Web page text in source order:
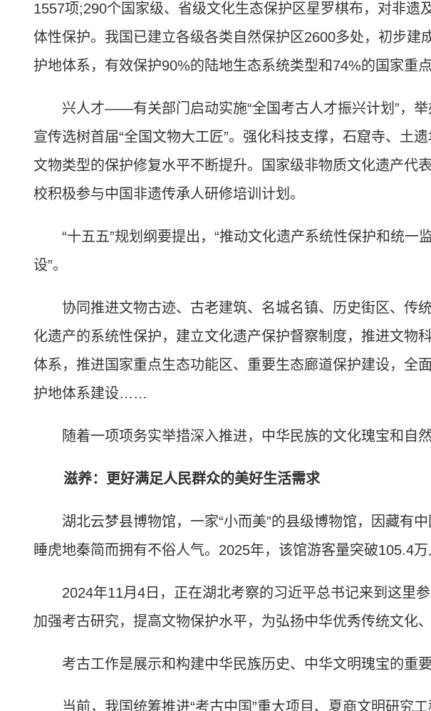
1557项;290个国家级、省级文化生态保护区星罗棋布，对非遗
体性保护。我国已建立各级各类自然保护区2600多处，初步建
护地体系，有效保护90%的陆地生态系统类型和74%的国家重
兴人才——有关部门启动实施“全国考古人才振兴计划”，举
宣传选树首届“全国文物大工匠”。强化科技支撑，石窟寺、土
文物类型的保护修复水平不断提升。国家级非物质文化遗产代
校积极参与中国非遗传承人研修培训计划。
“十五五”规划纲要提出，“推动文化遗产系统性保护和统一
设”。
协同推进文物古迹、古老建筑、名城名镇、历史街区、传
化遗产的系统性保护，建立文化遗产保护督察制度，推进文物
体系，推进国家重点生态功能区、重要生态廊道保护建设，全
护地体系建设……
随着一项项务实举措深入推进，中华民族的文化瑰宝和自然
滋养：更好满足人民群众的美好生活需求
湖北云梦县博物馆，一家“小而美”的县级博物馆，因藏有
睡虎地秦简而拥有不俗人气。2025年，该馆游客量突破105.4万
2024年11月4日，正在湖北考察的习近平总书记来到这里参
加强考古研究，提高文物保护水平，为弘扬中华优秀传统文化
考古工作是展示和构建中华民族历史、中华文明瑰宝的重要
当前，我国统筹推进“考古中国”重大项目、夏商文明研究工